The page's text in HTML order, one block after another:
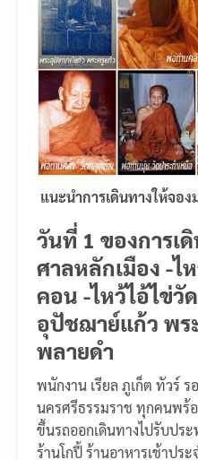
แนะนำการเดินทางให้จอ
วันที่ 1 ของการเ
ศาลหลักเมือง -ไ
คอน -ไหว้ไอ้ไข่วั
อุปัชฌาย์แก้ว พร
พลายดำ
พนักงาน เรียล ภูเก็ต ทัวร์
นครศรีธรรมราช ทุกคนพร้
ขึ้นรถออกเดินทางไปรับปร
ร้านโกปี้ ร้านอาหารเช้าปร